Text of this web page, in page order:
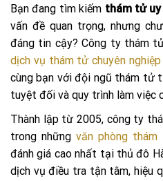
Bạn đang tìm kiếm thám tử
vấn đề quan trọng, nhưng
đáng tin cậy? Công ty thám
dịch vụ thám tử chuyên
cùng bạn với đội ngũ thám tử
tuyệt đối và quy trình làm việc
Thành lập từ 2005, công ty
trong nhữngvăn phòng
đánh giá cao nhất tại thủ đô
dịch vụ điều tra tận tâm, hiệu